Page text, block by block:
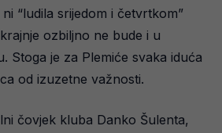
“ludila srijedom i četvrtkom”
ozbiljno ne bude i u
Stoga je za Plemiće svaka iduća
od izuzetne važnosti.
čovjek kluba Danko Šulenta,